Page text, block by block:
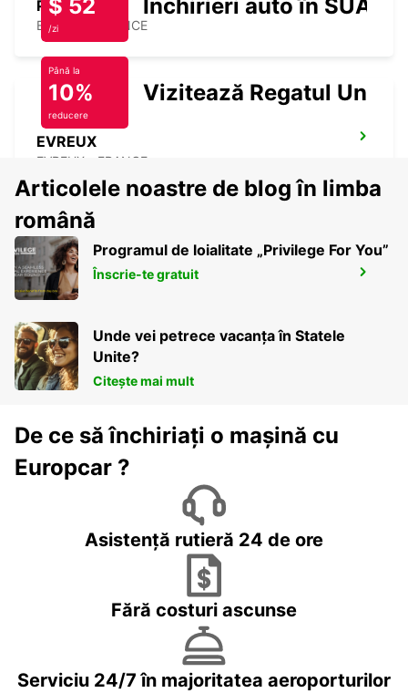
POINT
EVREUX - FRANCE
EVREUX
EVREUX - FRANCE
LE HAVRE NORTH
LE HAVRE - FRANCE
$ 52
/zi
Închirieri auto în SUA
Până la
10%
reducere
Vizitează Regatul Unit
Articolele noastre de blog în limba
română
Programul de loialitate „Privilege For You”
Înscrie-te gratuit
Unde vei petrece vacanța în Statele
Unite?
Citește mai mult
De ce să închiriați o mașină cu
Europcar ?
Asistență rutieră 24 de ore
Fără costuri ascunse
Serviciu 24/7 în majoritatea aeroporturilor